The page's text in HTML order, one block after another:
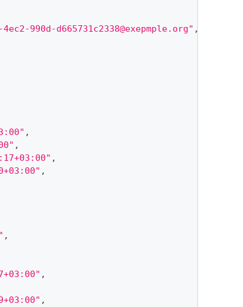
990d-d665731c2338@exepmple.org" ,
,
,
,
,
,
,
,